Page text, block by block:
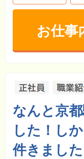
お仕事
なんと京
した！し
件きまし